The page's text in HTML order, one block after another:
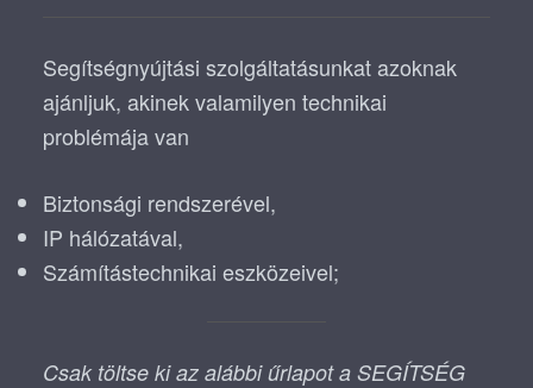
Segítségnyújtási szolgáltatásunkat azoknak
ajánljuk, akinek valamilyen technikai
problémája van
Biztonsági rendszerével,
IP hálózatával,
Számítástechnikai eszközeivel;
Csak töltse ki az alábbi űrlapot a SEGÍTSÉG